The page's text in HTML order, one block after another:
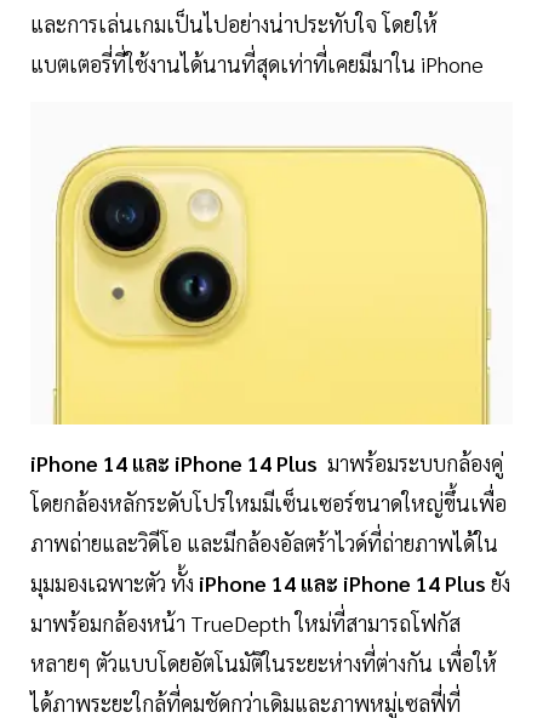
และการเล่นเกมเป็นไปอย่างน่าประทับใจ โดยให้
แบตเตอรี่ที่ใช้งานได้นานที่สุดเท่าที่เคยมีมาใน iPhone
iPhone 14 และ iPhone 14 Plus มาพร้อมระบบกล้องคู่
โดยกล้องหลักระดับโปรใหมมีเซ็นเซอร์ขนาดใหญ่ขึ้นเพื่อ
ภาพถ่ายและวิดีโอ และมีกล้องอัลตร้าไวด์ที่ถ่ายภาพได้ใน
มุมมองเฉพาะตัว ทั้ง iPhone 14 และ iPhone 14 Plus ยัง
มาพร้อมกล้องหน้า TrueDepth ใหม่ที่สามารถโฟกัส
หลายๆ ตัวแบบโดยอัตโนมัติในระยะห่างที่ต่างกัน เพื่อให้
ได้ภาพระยะใกล้ที่คมชัดกว่าเดิมและภาพหมู่เซลฟี่ที่